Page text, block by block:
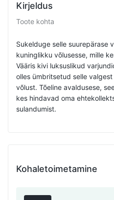
Kirjeldus
Toote kohta
Sukelduge selle suurepärase
kuninglikku võlusesse, mille
Vääris kivi luksuslikud
olles ümbritsetud selle
võlust. Tõeline avaldusese,
kes hindavad oma
sulandumist.
Kohaletoimetamine